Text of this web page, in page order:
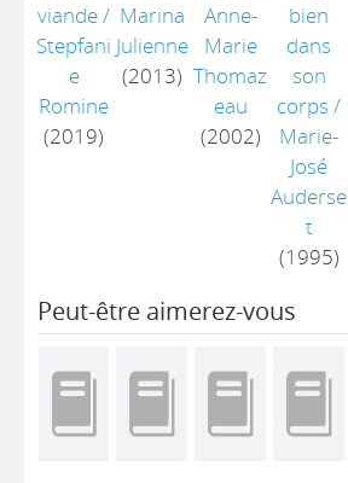
viande/
Stepfani
e
Romine
(2019)
Marina
Julienne
(2013)
Anne-
Marie
Thomaz
eau
(2002)
bien
dans
son
corps /
Marie-
José
Auderse
t
(1995)
Peut-être aimerez-vous